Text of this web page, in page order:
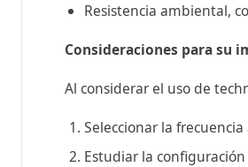
Resistencia ambiental,
Consideraciones para su
Al considerar el uso de
Seleccionar la
Estudiar la